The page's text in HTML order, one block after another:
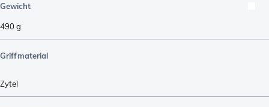
Gewicht
490g
Griffmaterial
Zytel